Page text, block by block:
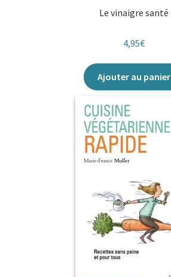
Le vinaigre santé
4,95€
Ajouter au panier